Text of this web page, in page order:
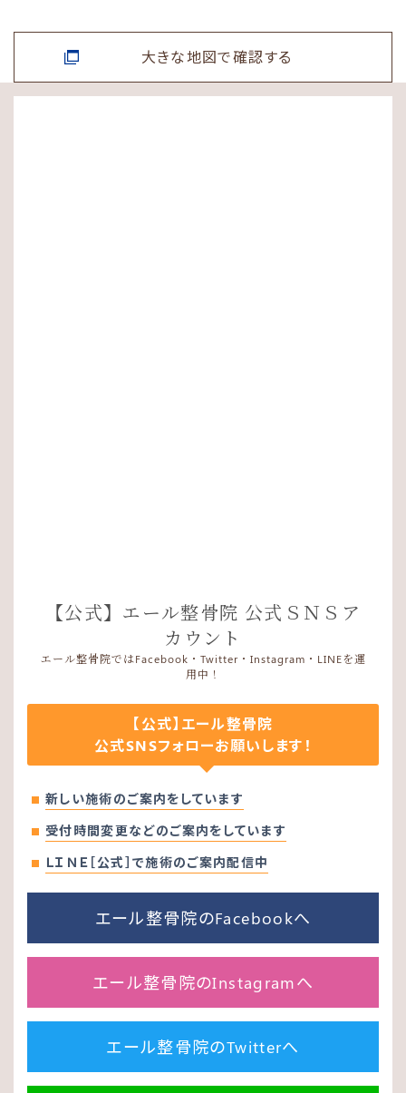
大きな地図で確認する
【公式】エール整骨院 公式ＳＮＳア
カウント
エール整骨院ではFacebook・Twitter・Instagram・LINEを運
用中！
【公式】エール整骨院
公式SNSフォローお願いします！
新しい施術のご案内をしています
受付時間変更などのご案内をしています
ＬＩＮＥ［公式］で施術のご案内配信中
エール整骨院のFacebookへ
エール整骨院のInstagramへ
エール整骨院のTwitterへ